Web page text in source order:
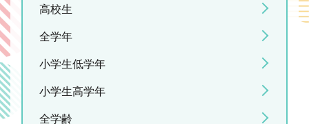
高校生
全学年
小学生低学年
小学生高学年
全学齢